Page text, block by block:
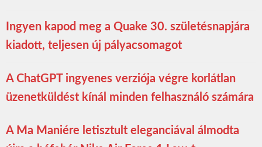
Ingyen kapod meg a Quake 30. születésnapjára
kiadott, teljesen új pályacsomagot
A ChatGPT ingyenes verziója végre korlátlan
üzenetküldést kínál minden felhasználó számára
A Ma Maniére letisztult eleganciával álmodta